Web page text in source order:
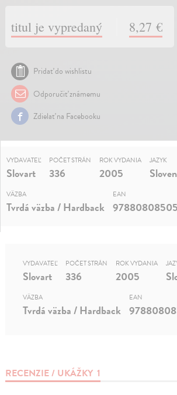
titul je vypredaný 8,27 €
Pridať do wishlistu
Odporučiť známemu
Zdielať na Facebooku
VYDAVATEĽ
Slovart
POČET STRÁN
336
ROK VYDANIA
2005
JAZYK
VÄZBA
Tvrdá väzba / Hardback
EAN
RECENZIE / UKÁŽKY 1
VYDAVATEĽ
Slovart
POČET STRÁN
336
ROK VYDANIA
2005
VÄZBA
Tvrdá väzba / Hardback
EAN